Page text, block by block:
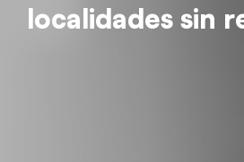
localidades sin